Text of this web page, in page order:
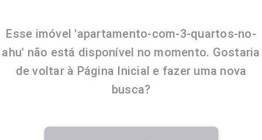
Esse imóvel 'apartamento-com-3-quartos-no-
ahu' não está disponível no momento. Gostaria
de voltar à Página Inicial e fazer uma nova
busca?